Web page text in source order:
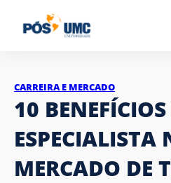
CARREIRA E MERCADO
10 BENEFÍCIOS
ESPECIALISTA
MERCADO DE